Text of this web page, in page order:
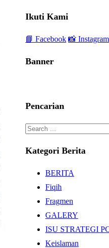
Ikuti Kami
📘 Facebook 📸 Instagram
Banner
Pencarian
Search
Kategori Berita
BERITA
Fiqih
Fragmen
GALERY
ISU STRATEGI
Keislaman